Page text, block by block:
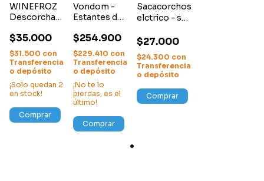
WINEFROZ
Descorchador
$35.000
$31.500 con
Transferencia
o depósito
¡Solo quedan 2
en stock!
Comprar
Vondom -
Estantes de
Botellas
$254.900
$229.410 con
Transferencia
o depósito
¡No te lo
pierdas, es el
último!
Comprar
Sacacorchos
elctrico - set
$27.000
$24.300 con
Transferencia
o depósito
Comprar